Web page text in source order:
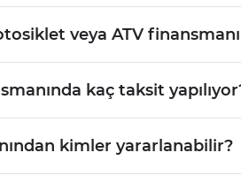
veya ATV
kaç taksit
kimler yararlanabilir?